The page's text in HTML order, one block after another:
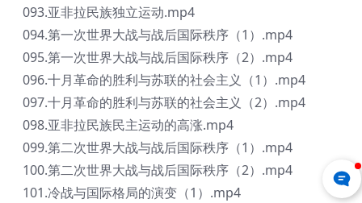
093.亚非拉民族独立运动.mp4
094.第一次世界大战与战后国际秩序（1）.mp4
095.第一次世界大战与战后国际秩序（2）.mp4
096.十月革命的胜利与苏联的社会主义（1）.mp4
097.十月革命的胜利与苏联的社会主义（2）.mp4
098.亚非拉民族民主运动的高涨.mp4
099.第二次世界大战与战后国际秩序（1）.mp4
100.第二次世界大战与战后国际秩序（2）.mp4
101.冷战与国际格局的演变（1）.mp4